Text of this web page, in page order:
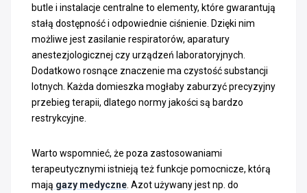
butle i instalacje centralne to elementy, które gwarantują
stałą dostępność i odpowiednie ciśnienie. Dzięki nim
możliwe jest zasilanie respiratorów, aparatury
anestezjologicznej czy urządzeń laboratoryjnych.
Dodatkowo rosnące znaczenie ma czystość substancji
lotnych. Każda domieszka mogłaby zaburzyć precyzyjny
przebieg terapii, dlatego normy jakości są bardzo
restrykcyjne.
Warto wspomnieć, że poza zastosowaniami
terapeutycznymi istnieją też funkcje pomocnicze, którą
mają gazy medyczne . Azot używany jest np. do